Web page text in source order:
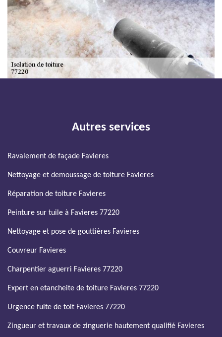
Autres services
Ravalement de façade Favieres
Nettoyage et demoussage de toiture Favieres
Réparation de toiture Favieres
Peinture sur tuile à Favieres 77220
Nettoyage et pose de gouttières Favieres
Couvreur Favieres
Charpentier aguerri Favieres 77220
Expert en etancheite de toiture Favieres 77220
Urgence fuite de toit Favieres 77220
Zingueur et travaux de zinguerie hautement qualifié Favieres